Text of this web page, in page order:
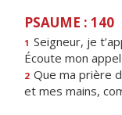
PSAUME : 140
1 Seigneur, je
Écoute mon
2 Que ma prière
et mes mains,